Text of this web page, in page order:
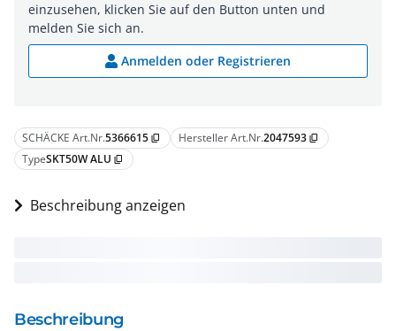
SCHÄCKE Art.Nr.5366615 content_copy Hersteller Art.Nr.2047593 content_copy
TypeSKT50W ALU content_copy
Beschreibung anzeigen
Beschreibung
einzusehen, klicken Sie auf den Button unten und
melden Sie sich an.
Anmelden oder Registrieren